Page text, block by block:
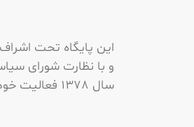
این پایگاه تحت
و با نظارت شورای
سال 1378 فعالیت خود را آغاز کرده است.